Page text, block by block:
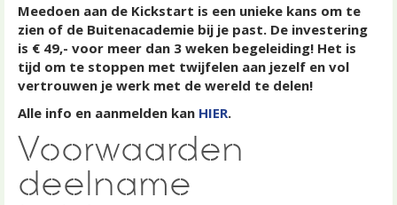
Meedoen aan de Kickstart is een unieke kans om te
zien of de Buitenacademie bij je past. De investering
is € 49,- voor meer dan 3 weken begeleiding! Het is
tijd om te stoppen met twijfelen aan jezelf en vol
vertrouwen je werk met de wereld te delen!
Alle info en aanmelden kan HIER.
Voorwaarden
deelname